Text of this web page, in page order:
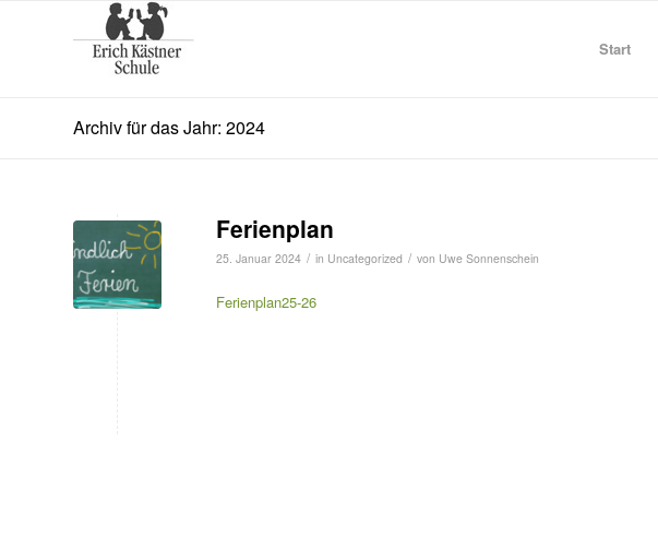
Start
Archiv für das Jahr: 2024
Ferienplan
25. Januar 2024 / in Uncategorized / von Uwe Sonnenschein
Ferienplan25-26